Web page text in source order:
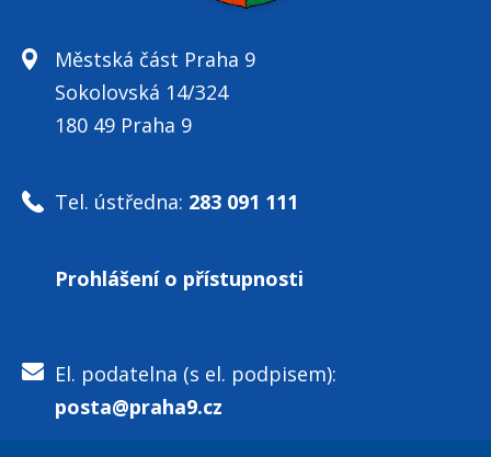
Městská část Praha 9
Sokolovská 14/324
180 49 Praha 9
Tel. ústředna: 283 091 111
Prohlášení o přístupnosti
El. podatelna (s el. podpisem):
posta@praha9.cz